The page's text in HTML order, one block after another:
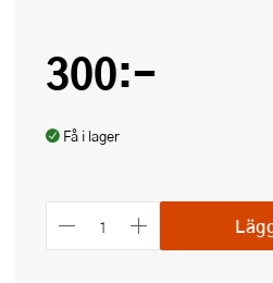
300:-
Få i lager